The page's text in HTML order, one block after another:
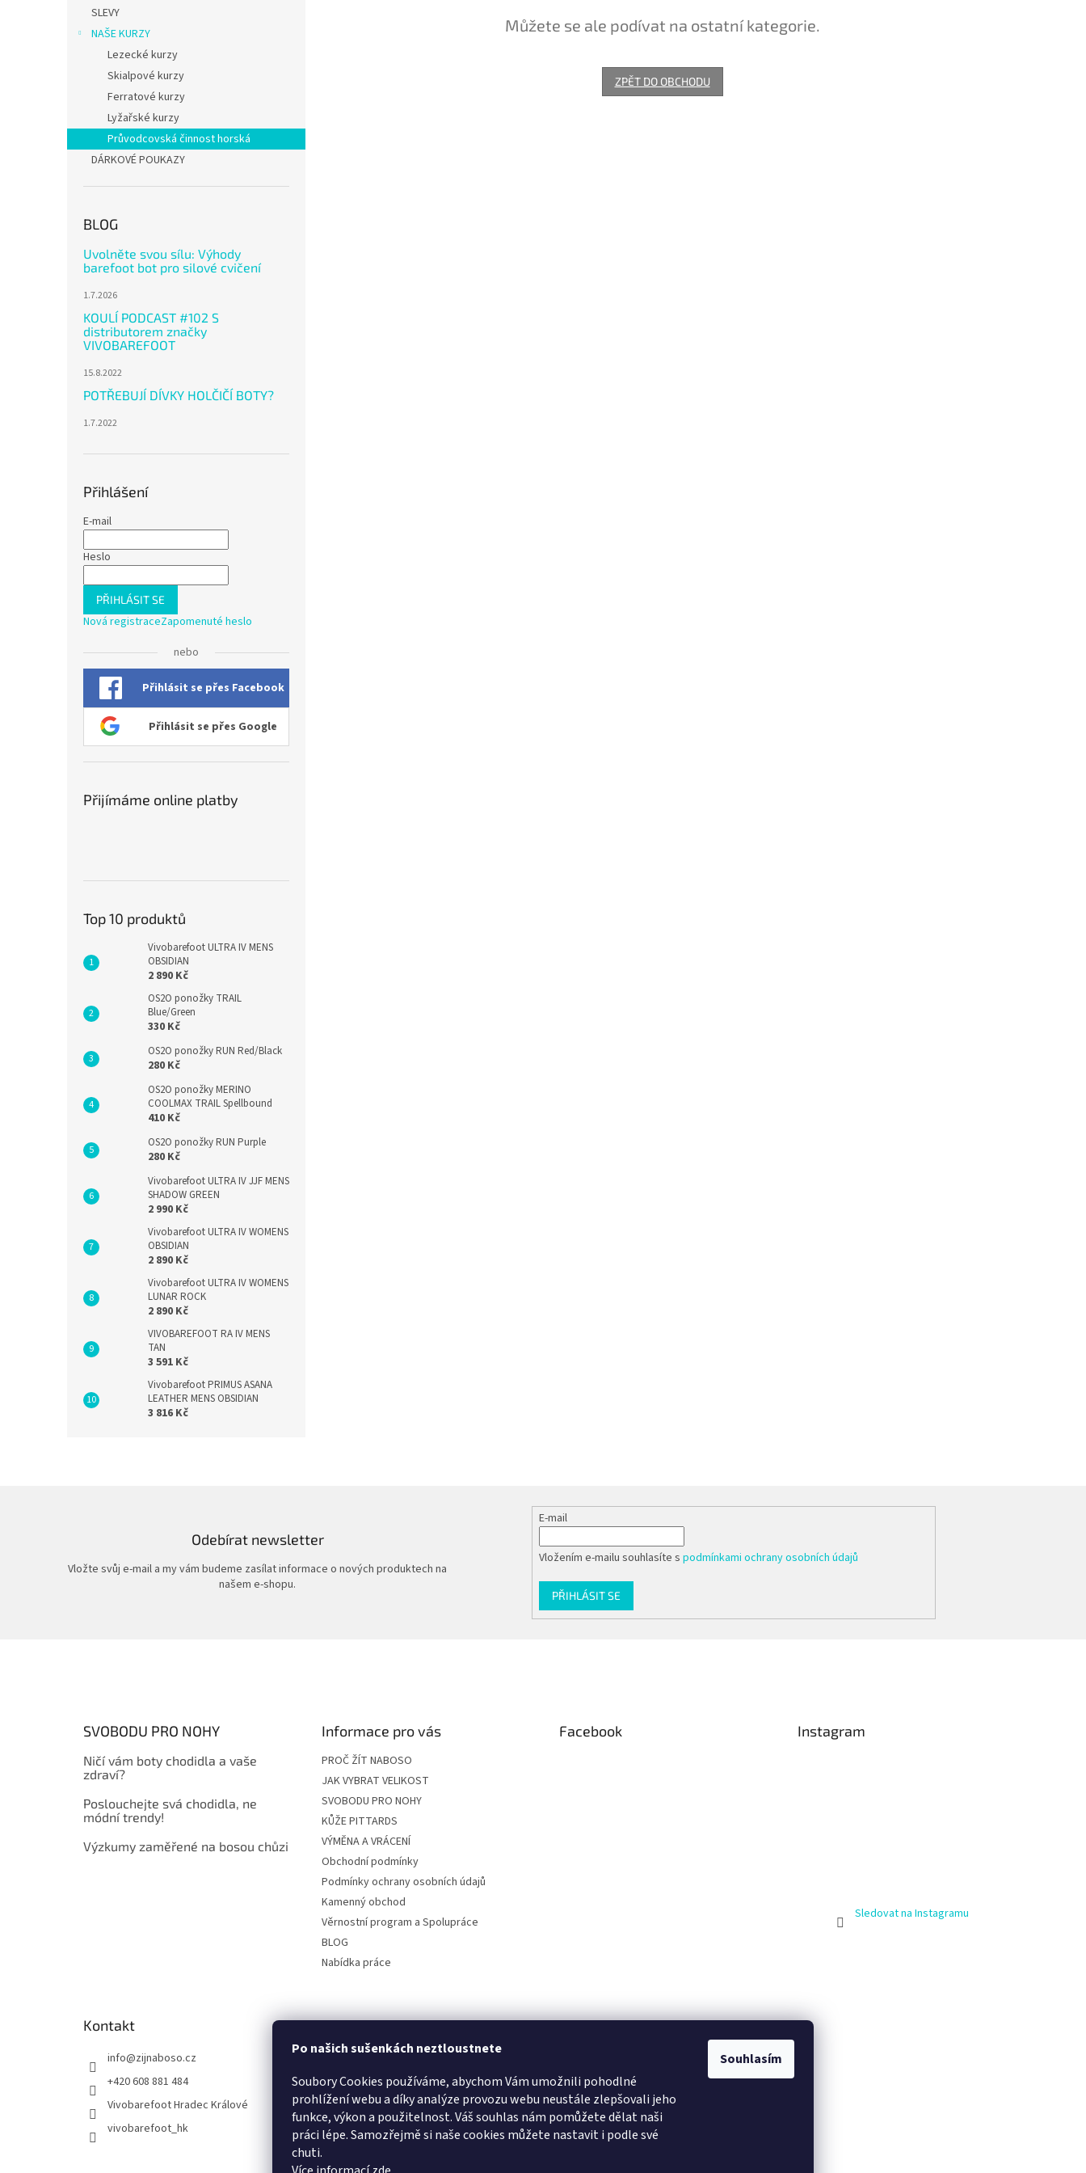
Po našich sušenkách neztloustnete
Soubory Cookies používáme, abychom Vám umožnili pohodlné
prohlížení webu a díky analýze provozu webu neustále zlepšovali jeho
funkce, výkon a použitelnost. Váš souhlas nám pomůžete dělat naši
práci lépe. Samozřejmě si naše cookies můžete nastavit i podle své
chuti.
Souhlasím
SLEVY
NAŠE KURZY
Lezecké kurzy
Skialpové kurzy
Ferratové kurzy
Lyžařské kurzy
Průvodcovská činnost horská
DÁRKOVÉ POUKAZY
BLOG
Uvolněte svou sílu: Výhody
barefoot bot pro silové cvičení
1.7.2026
KOULÍ PODCAST #102 S
distributorem značky
VIVOBAREFOOT
15.8.2022
POTŘEBUJÍ DÍVKY HOLČIČÍ BOTY?
1.7.2022
Přihlášení
E-mail
Heslo
PŘIHLÁSIT SE
Nová registraceZapomenuté heslo
nebo
Přihlásit se přes Facebook
Přihlásit se přes Google
Přijímáme online platby
Top 10 produktů
Vivobarefoot ULTRA IV MENS
OBSIDIAN
2 890 Kč
OS2O ponožky TRAIL
Blue/Green
330 Kč
OS2O ponožky RUN Red/Black
280 Kč
OS2O ponožky MERINO
COOLMAX TRAIL Spellbound
410 Kč
OS2O ponožky RUN Purple
280 Kč
Vivobarefoot ULTRA IV JJF MENS
SHADOW GREEN
2 990 Kč
Vivobarefoot ULTRA IV WOMENS
OBSIDIAN
2 890 Kč
Vivobarefoot ULTRA IV WOMENS
LUNAR ROCK
2 890 Kč
VIVOBAREFOOT RA IV MENS
TAN
3 591 Kč
Vivobarefoot PRIMUS ASANA
LEATHER MENS OBSIDIAN
3 816 Kč
Můžete se ale podívat na ostatní kategorie.
ZPĚT DO OBCHODU
Odebírat newsletter
Vložte svůj e-mail a my vám budeme zasílat informace o nových produktech na
našem e-shopu.
E-mail
Vložením e-mailu souhlasíte spodmínkami ochrany osobních údajů
PŘIHLÁSIT SE
SVOBODU PRO NOHY
Ničí vám boty chodidla a vaše
zdraví?
Poslouchejte svá chodidla, ne
módní trendy!
Výzkumy zaměřené na bosou chůzi
Informace pro vás
PROČ ŽÍT NABOSO
JAK VYBRAT VELIKOST
SVOBODU PRO NOHY
KŮŽE PITTARDS
VÝMĚNA A VRÁCENÍ
Obchodní podmínky
Podmínky ochrany osobních údajů
Kamenný obchod
Věrnostní program a Spolupráce
BLOG
Nabídka práce
Facebook Instagram
Sledovat na Instagramu
Kontakt
info@zijnaboso.cz
+420 608 881 484
Vivobarefoot Hradec Králové
vivobarefoot_hk